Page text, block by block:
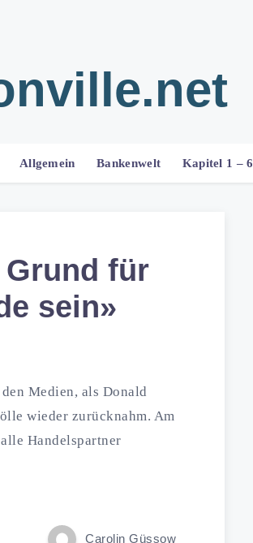
Allgemein Bankenwelt Kapitel 1 – 6
für
sein»
Medien, als Donald
wieder zurücknahm. Am
Handelspartner
Carolin Güssow